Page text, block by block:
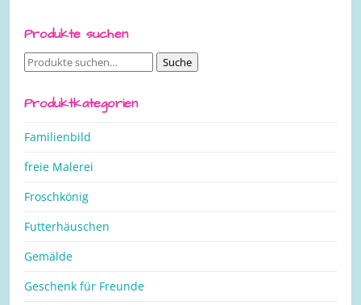
Produkte suchen
Suche
Suche
Produktkategorien
Familienbild
freie Malerei
Froschkönig
Futterhäuschen
Gemälde
Geschenk für Freunde